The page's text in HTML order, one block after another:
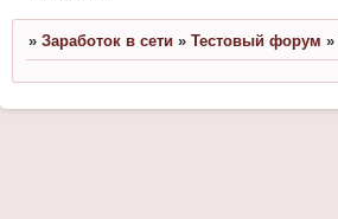
» Заработок в сети » Тестовый форум »